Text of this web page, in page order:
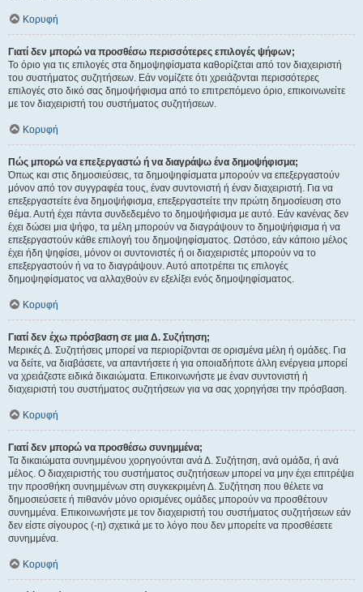
Κορυφή
Γιατί δεν μπορώ να προσθέσω περισσότερες επιλογές ψήφων;
Το όριο για τις επιλογές στα δημοψηφίσματα καθορίζεται από τον διαχειριστή
του συστήματος συζητήσεων. Εάν νομίζετε ότι χρειάζονται περισσότερες
επιλογές στο δικό σας δημοψήφισμα από το επιτρεπόμενο όριο, επικοινωνείτε
με τον διαχειριστή του συστήματος συζητήσεων.
Κορυφή
Πώς μπορώ να επεξεργαστώ ή να διαγράψω ένα δημοψήφισμα;
Όπως και στις δημοσιεύσεις, τα δημοψηφίσματα μπορούν να επεξεργαστούν
μόνον από τον συγγραφέα τους, έναν συντονιστή ή έναν διαχειριστή. Για να
επεξεργαστείτε ένα δημοψήφισμα, επεξεργαστείτε την πρώτη δημοσίευση στο
θέμα. Αυτή έχει πάντα συνδεδεμένο το δημοψήφισμα με αυτό. Εάν κανένας δεν
έχει δώσει μια ψήφο, τα μέλη μπορούν να διαγράψουν το δημοψήφισμα ή να
επεξεργαστούν κάθε επιλογή του δημοψηφίσματος. Ωστόσο, εάν κάποιο μέλος
έχει ήδη ψηφίσει, μόνον οι συντονιστές ή οι διαχειριστές μπορούν να το
επεξεργαστούν ή να το διαγράψουν. Αυτό αποτρέπει τις επιλογές
δημοψηφίσματος να αλλαχθούν εν εξελίξει ενός δημοψηφίσματος.
Κορυφή
Γιατί δεν έχω πρόσβαση σε μια Δ. Συζήτηση;
Μερικές Δ. Συζητήσεις μπορεί να περιορίζονται σε ορισμένα μέλη ή ομάδες. Για
να δείτε, να διαβάσετε, να απαντήσετε ή για οποιαδήποτε άλλη ενέργεια μπορεί
να χρειάζεστε ειδικά δικαιώματα. Επικοινωνήστε με έναν συντονιστή ή
διαχειριστή του συστήματος συζητήσεων για να σας χορηγήσει την πρόσβαση.
Κορυφή
Γιατί δεν μπορώ να προσθέσω συνημμένα;
Τα δικαιώματα συνημμένου χορηγούνται ανά Δ. Συζήτηση, ανά ομάδα, ή ανά
μέλος. Ο διαχειριστής του συστήματος συζητήσεων μπορεί να μην έχει επιτρέψει
την προσθήκη συνημμένων στη συγκεκριμένη Δ. Συζήτηση που θέλετε να
δημοσιεύσετε ή πιθανόν μόνο ορισμένες ομάδες μπορούν να προσθέτουν
συνημμένα. Επικοινωνήστε με τον διαχειριστή του συστήματος συζητήσεων εάν
δεν είστε σίγουρος (-η) σχετικά με το λόγο που δεν μπορείτε να προσθέσετε
συνημμένα.
Κορυφή